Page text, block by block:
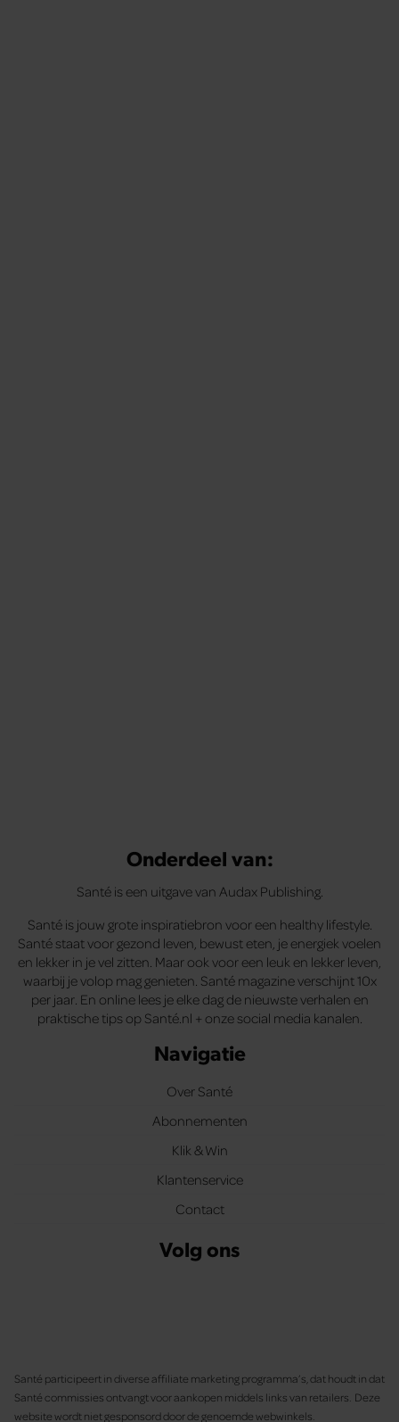
Onderdeel van:
Santé is een uitgave van Audax Publishing.
Santé is jouw grote inspiratiebron voor een healthy lifestyle.
Santé staat voor gezond leven, bewust eten, je energiek voelen
en lekker in je vel zitten. Maar ook voor een leuk en lekker leven,
waarbij je volop mag genieten. Santé magazine verschijnt 10x
per jaar. En online lees je elke dag de nieuwste verhalen en
praktische tips op Santé.nl + onze social media kanalen.
Navigatie
Over Santé
Abonnementen
Klik & Win
Klantenservice
Contact
Volg ons
Santé participeert in diverse affiliate marketing programma’s, dat houdt in dat
Santé commissies ontvangt voor aankopen middels links van retailers. Deze
website wordt niet gesponsord door de genoemde webwinkels.